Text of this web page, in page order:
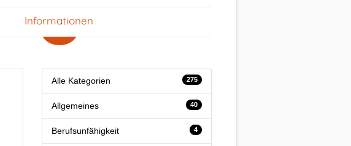
Informationen
Alle Kategorien 275
Allgemeines 40
Berufsunfähigkeit 4